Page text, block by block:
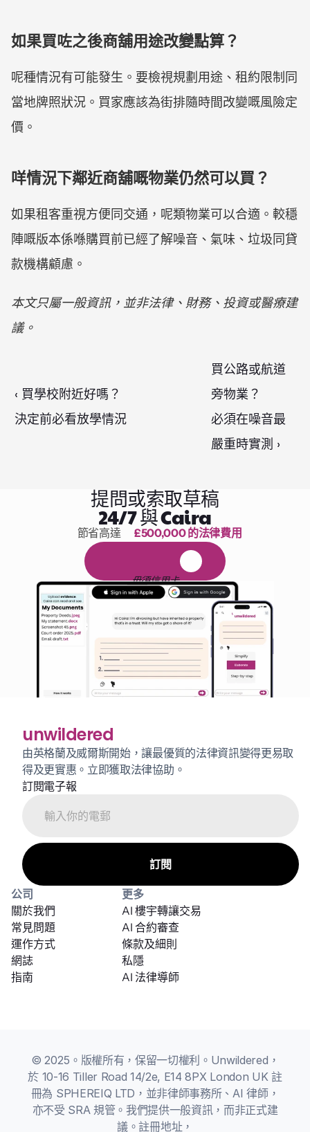
如果買咗之後商舖用途改變點算？
呢種情況有可能發生。要檢視規劃用途、租約限制同
當地牌照狀況。買家應該為街排隨時間改變嘅風險定
價。
咩情況下鄰近商舖嘅物業仍然可以買？
如果租客重視方便同交通，呢類物業可以合適。較穩
陣嘅版本係喺購買前已經了解噪音、氣味、垃圾同貸
款機構顧慮。
本文只屬一般資訊，並非法律、財務、投資或醫療建
議。
‹ 買學校附近好嗎？
決定前必看放學情況
買公路或航道
旁物業？
必須在噪音最
嚴重時實測 ›
提問或索取草稿
24/7 與 Caira
1,000 小時的閱讀
節省高達 £500,000 的法律費用
毋須信用卡
unwildered
由英格蘭及威爾斯開始，讓最優質的法律資訊變得更易取
得及更實惠。立即獲取法律協助。
訂閱電子報
公司
關於我們
常見問題
運作方式
網誌
指南
更多
條款及細則
AI 合約審查
AI 法律導師
私隱
AI 樓宇轉讓交易
© 2025。版權所有，保留一切權利。Unwildered，
於 10-16 Tiller Road 14/2e, E14 8PX London UK 註
冊為 SPHEREIQ LTD，並非律師事務所、AI 律師，
亦不受 SRA 規管。我們提供一般資訊，而非正式建
議。註冊地址，